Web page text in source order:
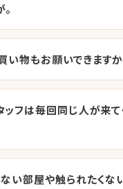
い物もお願いできますか
ッフは毎回同じ人が来て
ない部屋や触られたくな